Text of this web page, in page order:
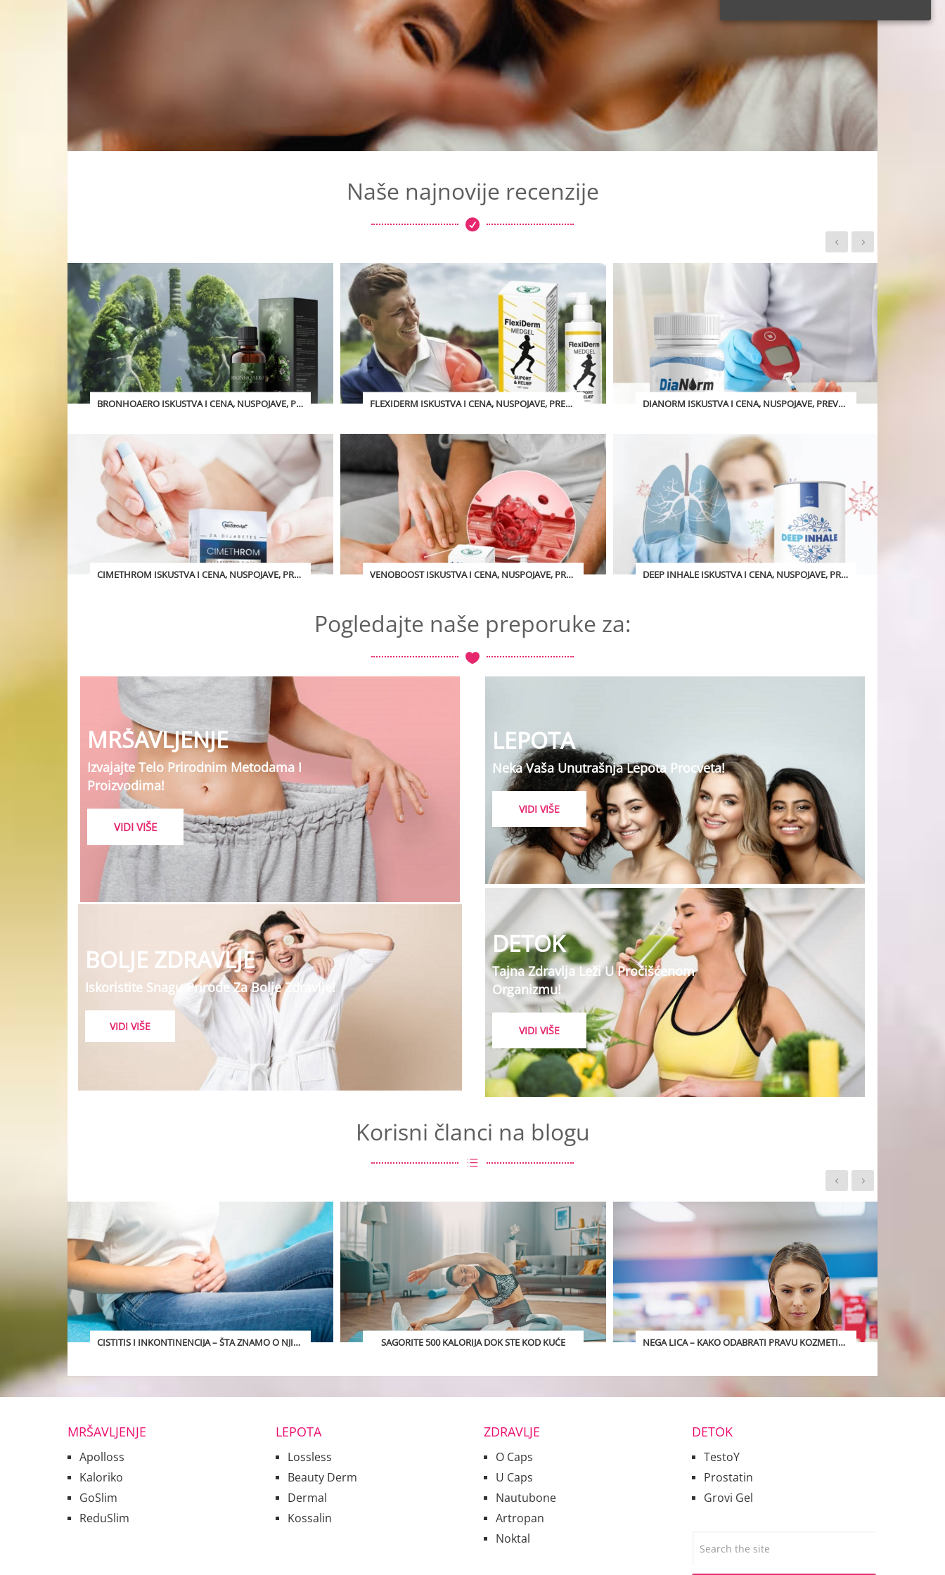
Naše najnovije recenzije
BRONHOAERO ISKUSTVA I CENA, NUSPOJAVE, PREVARA? 2026
CIMETHROM ISKUSTVA I CENA, NUSPOJAVE, PREVARA? 2026
FLEXIDERM ISKUSTVA I CENA, NUSPOJAVE, PREVARA? 2026
VENOBOOST ISKUSTVA I CENA, NUSPOJAVE, PREVARA? 2026
DIANORM ISKUSTVA I CENA, NUSPOJAVE, PREVARA? 2026
DEEP INHALE ISKUSTVA I CENA, NUSPOJAVE, PREVARA? 2026
Pogledajte naše preporuke za:
MRŠAVLJENJE
Izvajajte Telo Prirodnim Metodama I
Proizvodima!
VIDI VIŠE
BOLJE ZDRAVLJE
Iskoristite Snagu Prirode Za Bolje Zdravlje!
VIDI VIŠE
LEPOTA
Neka Vaša Unutrašnja Lepota Procveta!
VIDI VIŠE
DETOK
Tajna Zdravlja Leži U Pročišćenom
Organizmu!
VIDI VIŠE
Korisni članci na blogu
CISTITIS I INKONTINENCIJA – ŠTA ZNAMO O NJIMA SAGORITE 500 KALORIJA DOK STE KOD KUĆE NEGA LICA – KAKO ODABRATI PRAVU KOZMETIKU?
MRŠAVLJENJE
Apolloss
Kaloriko
GoSlim
ReduSlim
LEPOTA
Lossless
Beauty Derm
Dermal
Kossalin
ZDRAVLJE
O Caps
U Caps
Nautubone
Artropan
Noktal
DETOK
TestoY
Prostatin
Grovi Gel